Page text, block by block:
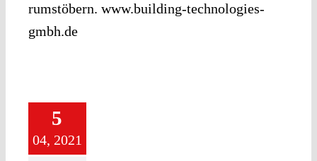
rumstöbern. www.building-technologies-
gmbh.de
5
04, 2021